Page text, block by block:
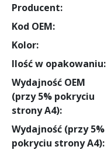
Producent:
Kod OEM:
Kolor:
Ilość w opakowaniu:
Wydajność OEM
(przy 5% pokryciu
strony A4):
Wydajność (przy 5%
pokryciu strony A4):